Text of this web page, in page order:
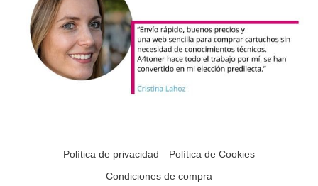
Política de privacidad
Política de Cookies
Condiciones de compra